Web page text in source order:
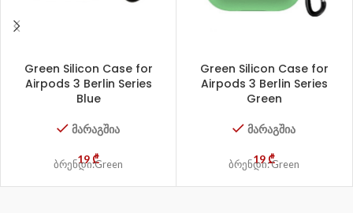
Green Silicon Case for
Airpods 3 Berlin Series
Blue
მარაგშია
19₾
ბრენდი:Green
Green Silicon Case for
Airpods 3 Berlin Series
Green
მარაგშია
19₾
ბრენდი: Green